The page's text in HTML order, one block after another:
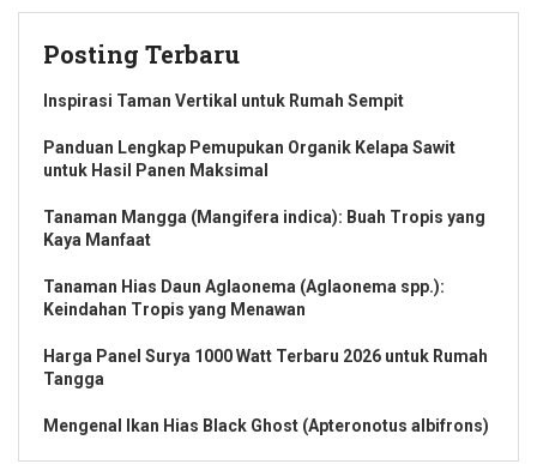
Posting Terbaru
Inspirasi Taman Vertikal untuk Rumah Sempit
Panduan Lengkap Pemupukan Organik Kelapa Sawit
untuk Hasil Panen Maksimal
Tanaman Mangga (Mangifera indica): Buah Tropis yang
Kaya Manfaat
Tanaman Hias Daun Aglaonema (Aglaonema spp.):
Keindahan Tropis yang Menawan
Harga Panel Surya 1000 Watt Terbaru 2026 untuk Rumah
Tangga
Mengenal Ikan Hias Black Ghost (Apteronotus albifrons)